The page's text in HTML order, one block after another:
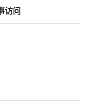
访问